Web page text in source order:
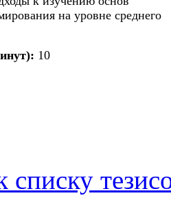
на уровне среднего
10
списку